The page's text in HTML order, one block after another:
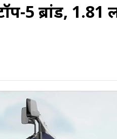
5 ब्रांड, 1.81